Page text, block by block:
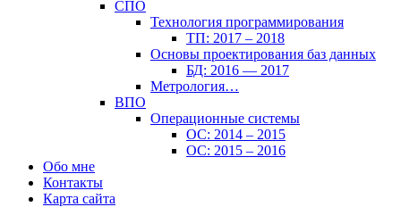
СПО
Технология программирования
ТП: 2017 – 2018
Основы проектирования баз данных
БД: 2016 — 2017
Метрология…
ВПО
Операционные системы
ОС: 2014 – 2015
ОС: 2015 – 2016
Обо мне
Контакты
Карта сайта